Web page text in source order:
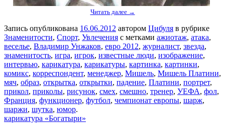
Читать далее →
Запись опубликована 16.06.2012 автором Цибуля в рубрике
Знаменитости, Спорт, Увлечения с метками ажиотаж, атака,
веселье, Владимир Унжаков, евро 2012, журналист, звезда,
знаменитость, игра, игрок, известные люди, изображение,
интервью, карикатура, карикатуры, картинка, картинки,
комикс, корреспондент, менеджер, Мишель, Мишель Платини,
мяч, образ, открытка, открытки, падение, Платини, портрет,
прикол, приколы, рисунок, смех, смешно, тренер, УЕФА, фол,
Франция, функционер, футбол, чемпионат европы, шарж,
шаржи, шутка, юмор.
карикатура «Богатыри»